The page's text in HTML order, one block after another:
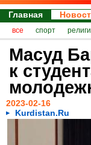
Главная
все спорт
Масуд
к
2023-02-16
Kurdistan.Ru